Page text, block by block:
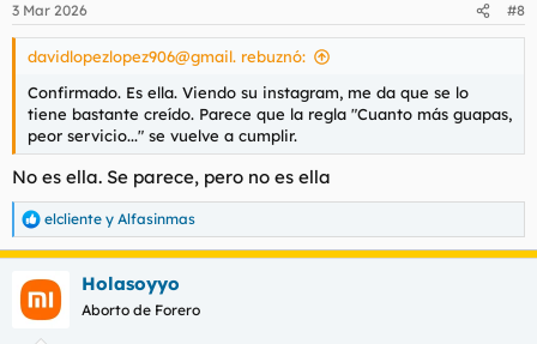
3 Mar 2026 #8
davidlopezlopez906@gmail. rebuznó:
Confirmado. Es ella. Viendo su instagram, me da que se lo
tiene bastante creído. Parece que la regla "Cuanto más guapas,
peor servicio..." se vuelve a cumplir.
No es ella. Se parece, pero no es ella
R
e
a
c
c
elcliente y Alfasinmas
Holasoyyo
Aborto de Forero